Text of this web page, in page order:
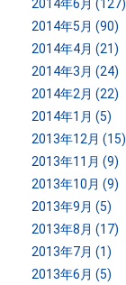
2014年6月 (127)
2014年5月 (90)
2014年4月 (21)
2014年3月 (24)
2014年2月 (22)
2014年1月 (5)
2013年12月 (15)
2013年11月 (9)
2013年10月 (9)
2013年9月 (5)
2013年8月 (17)
2013年7月 (1)
2013年6月 (5)